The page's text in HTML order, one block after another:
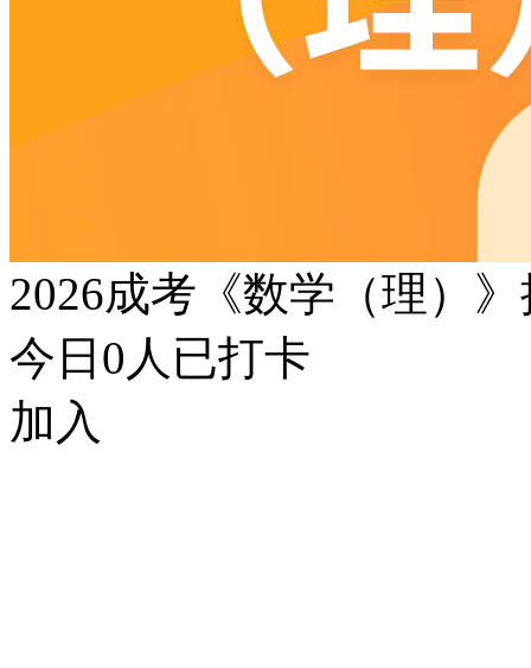
2026成考《数学（理）
今日 0 人已打卡
加入